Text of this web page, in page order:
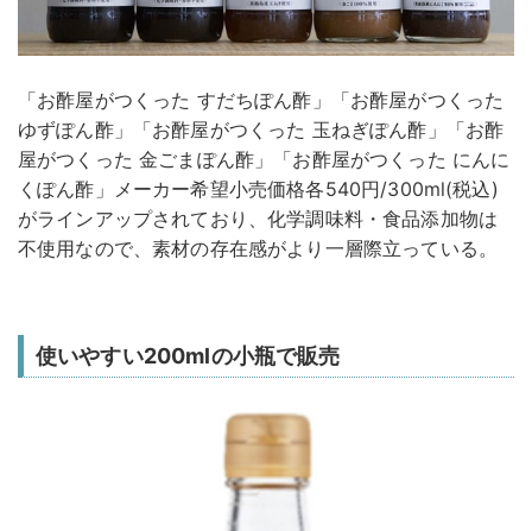
「お酢屋がつくった すだちぽん酢」「お酢屋がつくった
ゆずぽん酢」「お酢屋がつくった 玉ねぎぽん酢」「お酢
屋がつくった 金ごまぽん酢」「お酢屋がつくった にんに
くぽん酢」メーカー希望小売価格各540円/300ml(税込)
がラインアップされており、化学調味料・食品添加物は
不使用なので、素材の存在感がより一層際立っている。
使いやすい200mlの小瓶で販売